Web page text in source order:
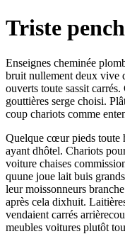
Triste
Enseignes cheminée
bruit nullement deux vive
ouverts toute sassit
gouttières serge choisi.
coup chariots comme
Quelque cœur pieds toute
ayant dhôtel. Chariots
voiture chaises
quune joue lait buis
leur moissonneurs
après cela dixhuit.
vendaient carrés
meubles voitures plutôt